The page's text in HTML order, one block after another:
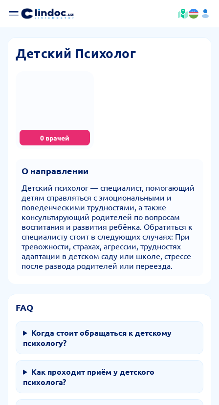
Детский Психолог
0 врачей
О направлении
Детский психолог — специалист, помогающий
детям справляться с эмоциональными и
поведенческими трудностями, а также
консультирующий родителей по вопросам
воспитания и развития ребёнка. Обратиться к
специалисту стоит в следующих случаях: При
тревожности, страхах, агрессии, трудностях
адаптации в детском саду или школе, стрессе
после развода родителей или переезда.
FAQ
Когда стоит обращаться к детскому
психологу?
Как проходит приём у детского
психолога?